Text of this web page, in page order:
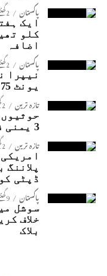
پاکستان 2 گھنٹے ago
اضافہ
پاکستان 2 گھنٹے ago
نیپرا
یونٹ 75 پیسے مہنگی کردی
تازہ ترین 2 گھنٹے ago
3 یمنی فوجی اور 2 شہری جاں بحق
تازہ ترین 2 گھنٹے ago
ڈپٹی
پاکستان 9 گھنٹے ago
سوشل
خلاف
بلاک